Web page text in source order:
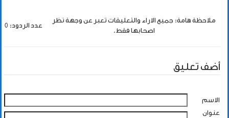
ملاحظة هامة: جميع الاراء والتعليقات تعبر عن وجهة نظر
اصحابها فقط.
عدد الردود: 0
أضف تعليق
الاسم
عنوان